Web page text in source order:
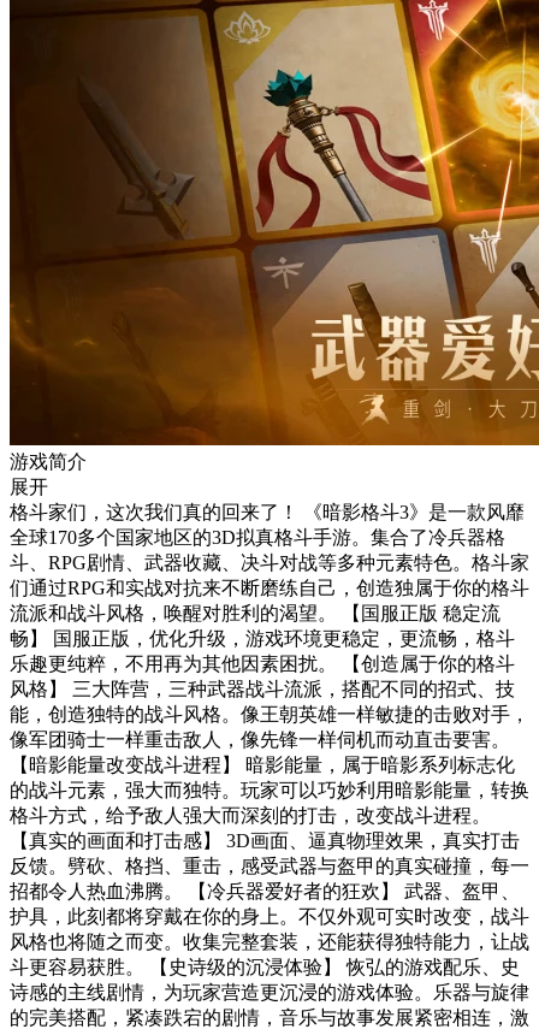
游戏简介
展开
格斗家们，这次我们真的回来了！ 《暗影格斗3》是一款风靡
全球170多个国家地区的3D拟真格斗手游。集合了冷兵器格
斗、RPG剧情、武器收藏、决斗对战等多种元素特色。格斗家
们通过RPG和实战对抗来不断磨练自己，创造独属于你的格斗
流派和战斗风格，唤醒对胜利的渴望。 【国服正版 稳定流
畅】 国服正版，优化升级，游戏环境更稳定，更流畅，格斗
乐趣更纯粹，不用再为其他因素困扰。 【创造属于你的格斗
风格】 三大阵营，三种武器战斗流派，搭配不同的招式、技
能，创造独特的战斗风格。像王朝英雄一样敏捷的击败对手，
像军团骑士一样重击敌人，像先锋一样伺机而动直击要害。
【暗影能量改变战斗进程】 暗影能量，属于暗影系列标志化
的战斗元素，强大而独特。玩家可以巧妙利用暗影能量，转换
格斗方式，给予敌人强大而深刻的打击，改变战斗进程。
【真实的画面和打击感】 3D画面、逼真物理效果，真实打击
反馈。劈砍、格挡、重击，感受武器与盔甲的真实碰撞，每一
招都令人热血沸腾。 【冷兵器爱好者的狂欢】 武器、盔甲、
护具，此刻都将穿戴在你的身上。不仅外观可实时改变，战斗
风格也将随之而变。收集完整套装，还能获得独特能力，让战
斗更容易获胜。 【史诗级的沉浸体验】 恢弘的游戏配乐、史
诗感的主线剧情，为玩家营造更沉浸的游戏体验。乐器与旋律
的完美搭配，紧凑跌宕的剧情，音乐与故事发展紧密相连，激